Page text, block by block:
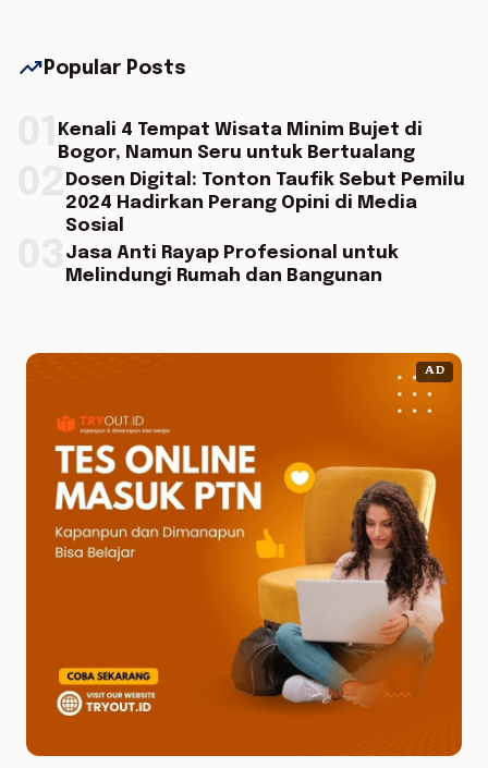
trending_up Popular Posts
Kenali 4 Tempat Wisata Minim Bujet di
Bogor, Namun Seru untuk Bertualang
Dosen Digital: Tonton Taufik Sebut Pemilu
2024 Hadirkan Perang Opini di Media
Sosial
Jasa Anti Rayap Profesional untuk
Melindungi Rumah dan Bangunan
AD